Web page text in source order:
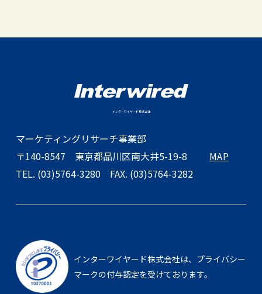
インターワイヤード株式会社
マーケティングリサーチ事業部
〒140-8547 東京都品川区南大井5-19-8
MAP
TEL. (03)5764-3280 FAX. (03)5764-3282
インターワイヤード株式会社は、 プライバシー
マークの付与認定を受けております。